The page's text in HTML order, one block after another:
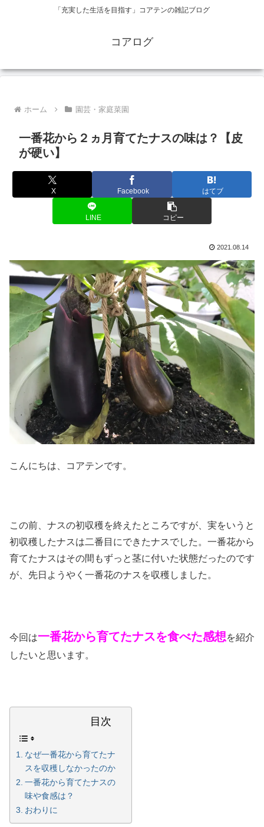
「充実した生活を目指す」コアテンの雑記ブログ
コアログ
ホーム 園芸・家庭菜園
一番花から２ヵ月育てたナスの味は？【皮
が硬い】
X Facebook はてブ
LINE コピー
2021.08.14
こんにちは、コアテンです。
この前、ナスの初収穫を終えたところですが、実をいうと
初収穫したナスは二番目にできたナスでした。一番花から
育てたナスはその間もずっと茎に付いた状態だったのです
が、先日ようやく一番花のナスを収穫しました。
今回は一番花から育てたナスを食べた感想を紹介
したいと思います。
目次
なぜ一番花から育てたナ
スを収穫しなかったのか
一番花から育てたナスの
味や食感は？
おわりに